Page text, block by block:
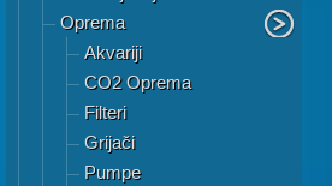
Oprema
Akvariji
CO2 Oprema
Filteri
Grijači
Pumpe